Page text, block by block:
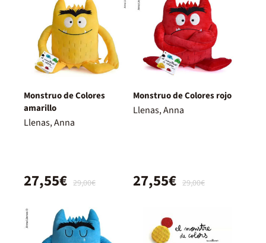
Monstruo de Colores
amarillo
Llenas, Anna
29,00€
27,55€
Monstruo de Colores rojo
Llenas, Anna
29,00€
27,55€